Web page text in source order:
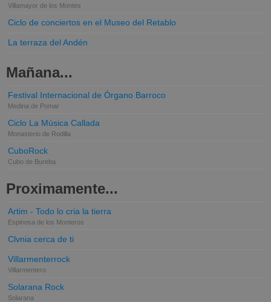
Villamayor de los Montes
Ciclo de conciertos en el Museo del Retablo
La terraza del Andén
Mañana...
Festival Internacional de Órgano Barroco
Medina de Pomar
Ciclo La Música Callada
Monasterio de Rodilla
CuboRock
Cubo de Bureba
Proximamente...
Artim - Todo lo cria la tierra
Espinosa de los Monteros
Clvnia cerca de ti
Villarmenterrock
Villarmentero
Solarana Rock
Solarana